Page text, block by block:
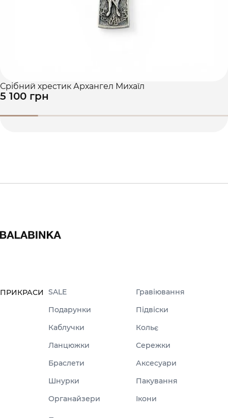
Срібний хрестик Архангел Михаїл
5 100 грн
ПРИКРАСИ SALE
Гравіювання
Подарунки
Підвіски
Каблучки
Кольє
Ланцюжки
Сережки
Браслети
Аксесуари
Шнурки
Пакування
Органайзери
Ікони